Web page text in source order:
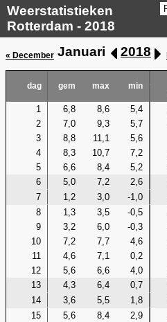
Weerstatistieken
Rotterdam - 2018
« December Januari 2018
dag gem max min
1 6,8 8,6 5,4
2
7,0 9,3 5,7
3
8,8 11,1 5,6
4
8,3 10,7 7,2
5
6,6 8,4 5,2
6
5,0 7,2 2,6
7
1,2 3,0 -1,0
8
1,3 3,5 -0,5
9
3,2 6,0 -0,3
10
7,2 7,7 4,6
11
4,6 7,1 0,2
12
5,6 6,6 4,0
13
4,3 6,4 0,7
14
3,6 5,5 1,8
15
5,6 8,4 2,9